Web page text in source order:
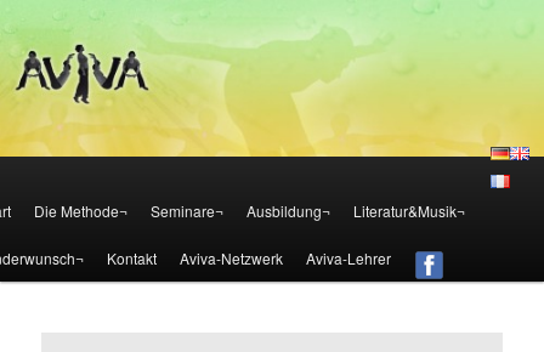
Aviva – Methode – Österreich
Die Methode¬ Seminare¬ Ausbildung¬ Literatur&Musik¬
Kontakt Aviva-Netzwerk Aviva-Lehrer